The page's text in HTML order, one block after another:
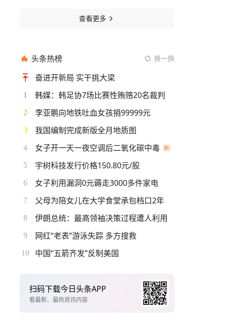
查看更多
头条热榜 换一换
奋进开新局 实干挑大梁
1 韩媒：韩足协7场比赛性贿赂20名裁判
2 李亚鹏向地铁吐血女孩捐99999元
3 我国编制完成新版全月地质图
4 女子开一天一夜空调后二氧化碳中毒
5 宇树科技发行价格150.80元/股
6 女子利用漏洞0元薅走3000多件家电
7 父母为陪女儿在大学食堂承包档口2年
8 伊朗总统：最高领袖决策过程遭人利用
9 网红“老表”游泳失踪 多方搜救
10 中国“五箭齐发”反制美国
扫码下载今日头条APP
看最新、最热资讯内容